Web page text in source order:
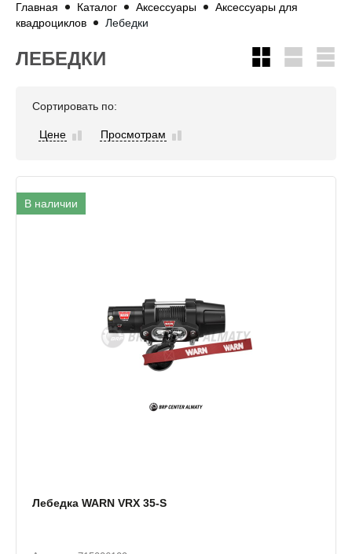
Главная Каталог Аксессуары
Аксессуары для
квадроциклов
Лебедки
ЛЕБЕДКИ
Сортировать по:
Цене Просмотрам
В наличии
Лебедка WARN VRX 35-S